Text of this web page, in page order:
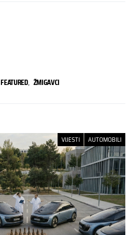
FEATURED, ŽMIGAVCI
VIJESTI AUTOMOBILI